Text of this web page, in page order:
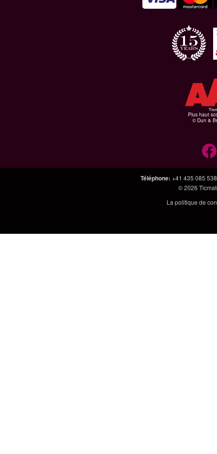
Plus haut
© Dun &
Téléphone: +41 435 085 538
© 2026
La politique de